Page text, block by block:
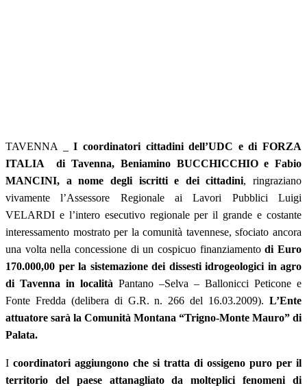
TAVENNA _I coordinatori cittadini dell’UDC e di FORZA
ITALIA di Tavenna, Beniamino BUCCHICCHIO e Fabio
MANCINI, a nome degli iscritti e dei cittadini, ringraziano
vivamente l’Assessore Regionale ai Lavori Pubblici Luigi
VELARDI e l’intero esecutivo regionale per il grande e costante
interessamento mostrato per la comunità tavennese, sfociato ancora
una volta nella concessione di un cospicuo finanziamentodi Euro
170.000,00 per la sistemazione dei dissesti idrogeologici in agro
di Tavenna in località Pantano –Selva – Ballonicci Peticone e
Fonte Fredda (delibera di G.R. n. 266 del 16.03.2009). L’Ente
attuatore sarà la Comunità Montana “Trigno-Monte Mauro” di
Palata.
I coordinatori aggiungono che si tratta di ossigeno puro per il
territorio del paese attanagliato da molteplici fenomeni di